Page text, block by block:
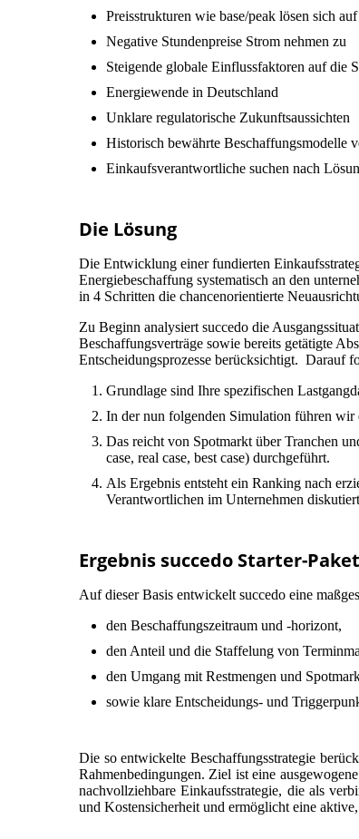
Preisstrukturen wie base/peak lösen sich auf
Negative Stundenpreise Strom nehmen zu
Steigende globale Einflussfaktoren auf die
Energiewende in Deutschland
Unklare regulatorische Zukunftsaussichten
Historisch bewährte Beschaffungsmodelle
Einkaufsverantwortliche suchen nach
Die Lösung
Die Entwicklung einer fundierten
Energiebeschaffung systematisch an den
in 4 Schritten die chancenorientierte
Zu Beginn analysiert succedo die
Beschaffungsverträge sowie bereits getätigte
Entscheidungsprozesse berücksichtigt. Darauf
Grundlage sind Ihre spezifischen
In der nun folgenden Simulation führen wir
Das reicht von Spotmarkt über Tranchen
case, real case, best case) durchgeführt.
Als Ergebnis entsteht ein Ranking nach
Verantwortlichen im Unternehmen
Ergebnis succedo Starter-Paket
Auf dieser Basis entwickelt succedo eine
den Beschaffungszeitraum und -horizont,
den Anteil und die Staffelung von
den Umgang mit Restmengen und
sowie klare Entscheidungs- und
Die so entwickelte Beschaffungsstrategie
Rahmenbedingungen. Ziel ist eine
nachvollziehbare Einkaufsstrategie, die als
und Kostensicherheit und ermöglicht eine